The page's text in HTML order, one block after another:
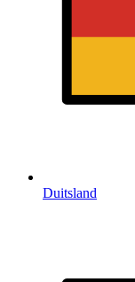
Duitsland